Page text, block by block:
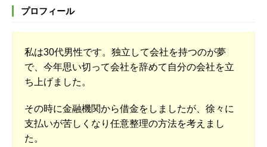
プロフィール
私は30代男性です。独立して会社を持つのが夢
で、今年思い切って会社を辞めて自分の会社を立
ち上げました。
その時に金融機関から借金をしましたが、徐々に
支払いが苦しくなり任意整理の方法を考えまし
た。